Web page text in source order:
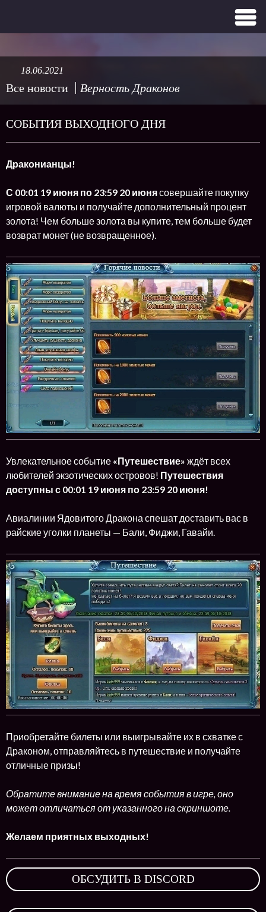
Все новости Верность Драконов
18.06.2021
СОБЫТИЯ ВЫХОДНОГО ДНЯ
Драконианцы!
С 00:01 19 июня по 23:59 20 июнясовершайте покупку
игровой валюты и получайте дополнительный процент
золота! Чем больше золота вы купите, тем больше будет
возврат монет (не возвращенное).
Увлекательное событие «Путешествие» ждёт всех
любителей экзотических островов! Путешествия
доступны с 00:01 19 июня по 23:59 20 июня!
Авиалинии Ядовитого Дракона спешат доставить вас в
райские уголки планеты — Бали, Фиджи, Гавайи.
Приобретайте билеты или выигрывайте их в схватке с
Драконом, отправляйтесь в путешествие и получайте
отличные призы!
Обратите внимание на время события в игре, оно
может отличаться от указанного на скриншоте.
Желаем приятных выходных!
ОБСУДИТЬ В DISCORD